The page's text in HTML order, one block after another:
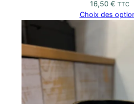
16,50 € TTC
Choix des